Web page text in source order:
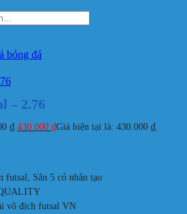
bóng đá
– 2.76
₫. 430.000 ₫Giá hiện tại là: 430.000 ₫.
futsal, Sân 5 cỏ nhân tạo
vô địch futsal VN